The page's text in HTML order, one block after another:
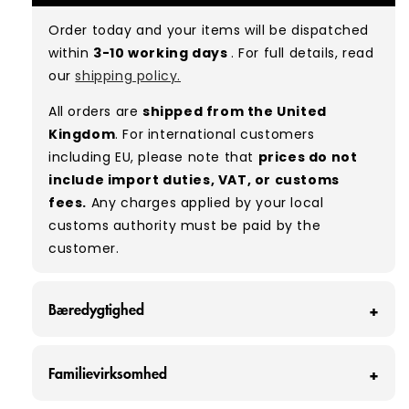
good condition. Some will be defect-free, while
others will show signs of wear. There is no set
ratio between Grade A and Grade B items
included in our bales due to the nature of
used/vintage clothing.
Typical mix:A 60% B 40%(approx.)
Order today and your items will be dispatched
within 3-10 working days. For full details, read
ourshipping policy.
All orders are shipped from the United
Kingdom. For international customers
including EU, please note that prices do not
include import duties, VAT, or customs
fees. Any charges applied by your local
customs authority must be paid by the
customer.
Bæredygtighed
måned omkring 160 tons tøj fra at ende på
Familievirksomhed